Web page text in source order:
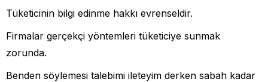
Tüketicinin bilgi edinme hakkı evrenseldir.
Firmalar gerçekçi yöntemleri tüketiciye sunmak
zorunda.
Benden söylemesi talebimi ileteyim derken sabah kadar